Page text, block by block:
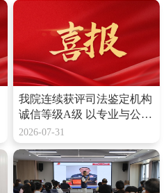
我院连续获评司法鉴定机构
诚信等级A级 以专业与公信
力守护绿水青山
2026-07-31